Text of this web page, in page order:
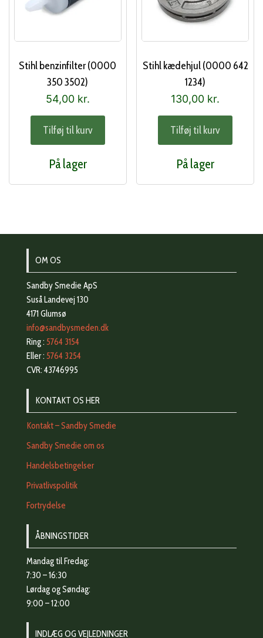
Stihl benzinfilter (0000
350 3502)
54,00 kr.
Tilføj til kurv
På lager
Stihl kædehjul (0000 642
1234)
130,00 kr.
Tilføj til kurv
På lager
OM OS
Sandby Smedie ApS
Suså Landevej 130
4171 Glumsø
info@sandbysmeden.dk
Ring : 5764 3154
Eller : 5764 3254
CVR: 43746995
KONTAKT OS HER
Kontakt – Sandby Smedie
Sandby Smedie om os
Handelsbetingelser
Privatlivspolitik
Fortrydelse
ÅBNINGSTIDER
Mandag til Fredag:
7:30 – 16:30
Lørdag og Søndag:
9:00 – 12:00
INDLÆG OG VEJLEDNINGER